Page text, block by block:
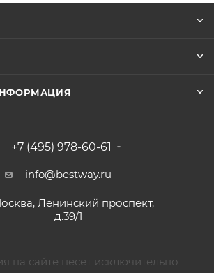
+7 (495) 978-60-61
info@bestway.ru
Ленинский проспект,
д.39/1
на сайте несёт исключительно